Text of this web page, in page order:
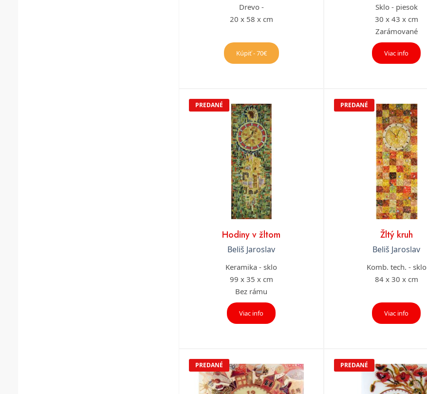
Drevo -
20 x 58 x cm
Kúpiť - 70€
Sklo - piesok
30 x 43 x cm
Zarámované
Viac info
PREDANÉ
Hodiny v žltom
Beliš Jaroslav
Keramika - sklo
99 x 35 x cm
Bez rámu
Viac info
PREDANÉ
Žltý kruh
Beliš Jaroslav
Komb. tech. - sklo
84 x 30 x cm
Viac info
PREDANÉ PREDANÉ